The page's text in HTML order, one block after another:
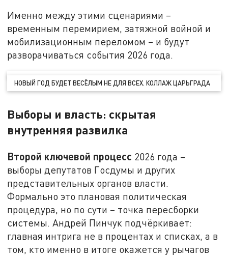
Именно между этими сценариями –
временным перемирием, затяжной войной и
мобилизационным переломом – и будут
разворачиваться события 2026 года.
НОВЫЙ ГОД БУДЕТ ВЕСЁЛЫМ НЕ ДЛЯ ВСЕХ. КОЛЛАЖ ЦАРЬГРАДА
Выборы и власть: скрытая
внутренняя развилка
Второй ключевой процесс 2026 года –
выборы депутатов Госдумы и других
представительных органов власти.
Формально это плановая политическая
процедура, но по сути – точка пересборки
системы. Андрей Пинчук подчёркивает:
главная интрига не в процентах и списках, а в
том, кто именно в итоге окажется у рычагов